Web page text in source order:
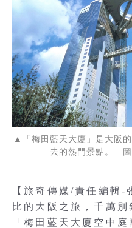
▲「梅田藍天大廈」是大阪
去的熱門景點。 圖
【旅奇傳媒/責任編輯-
比的大阪之旅，千萬
「梅田藍天大廈空中